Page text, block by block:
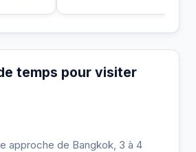
temps pour visiter
approche de Bangkok, 3 à 4